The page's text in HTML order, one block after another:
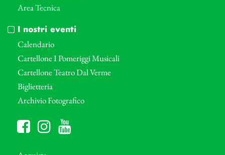
Area Tecnica
I nostri eventi
Calendario
Cartellone I Pomeriggi Musicali
Cartellone Teatro Dal Verme
Biglietteria
Archivio Fotografico